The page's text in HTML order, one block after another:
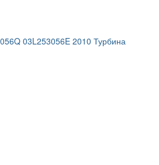
03L253056E 2010 Турбина